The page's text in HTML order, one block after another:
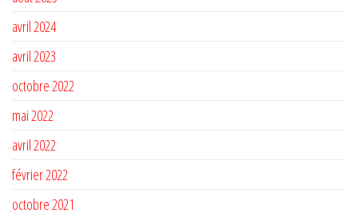
avril 2024
avril 2023
octobre 2022
mai 2022
avril 2022
février 2022
octobre 2021